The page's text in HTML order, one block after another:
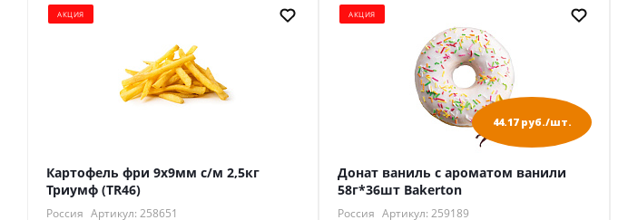
АКЦИЯ
Картофель фри 9х9мм с/м 2,5кг
Триумф (TR46)
Россия Артикул: 258651
АКЦИЯ
44.17 руб./шт.
Донат ваниль с ароматом ванили
58г*36шт Bakerton
Россия Артикул: 259189